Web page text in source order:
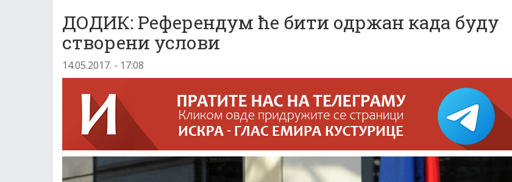
ДОДИК: Референдум ће бити одржан када буду
створени услови
14.05.2017. - 17:08